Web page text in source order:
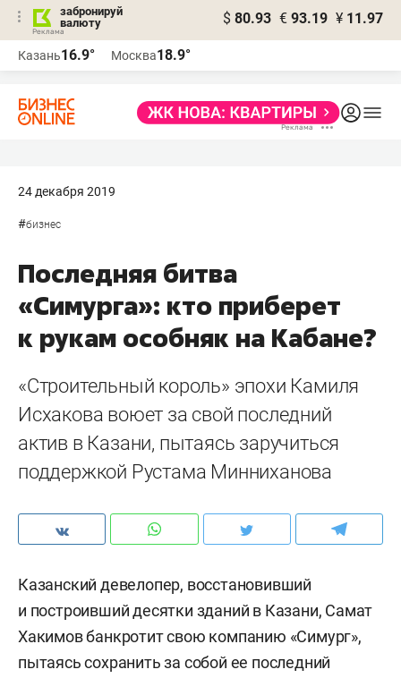
забронируй
валюту
$ 80.93 € 93.19 ¥ 11.97
Казань16.9° Москва18.9°
24 декабря 2019
#бизнес
Последняя битва
«Симурга»: кто приберет
к рукам особняк на Кабане?
«Строительный король» эпохи Камиля
Исхакова воюет за свой последний
актив в Казани, пытаясь заручиться
поддержкой Рустама Минниханова
Казанский девелопер, восстановивший
и построивший десятки зданий в Казани, Самат
Хакимов банкротит свою компанию «Симург»,
пытаясь сохранить за собой ее последний